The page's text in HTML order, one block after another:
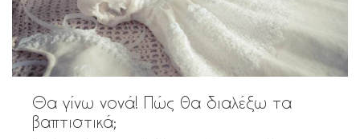
Θα γίνω νονά! Πώς θα διαλέξω τα
βαπτιστικά;